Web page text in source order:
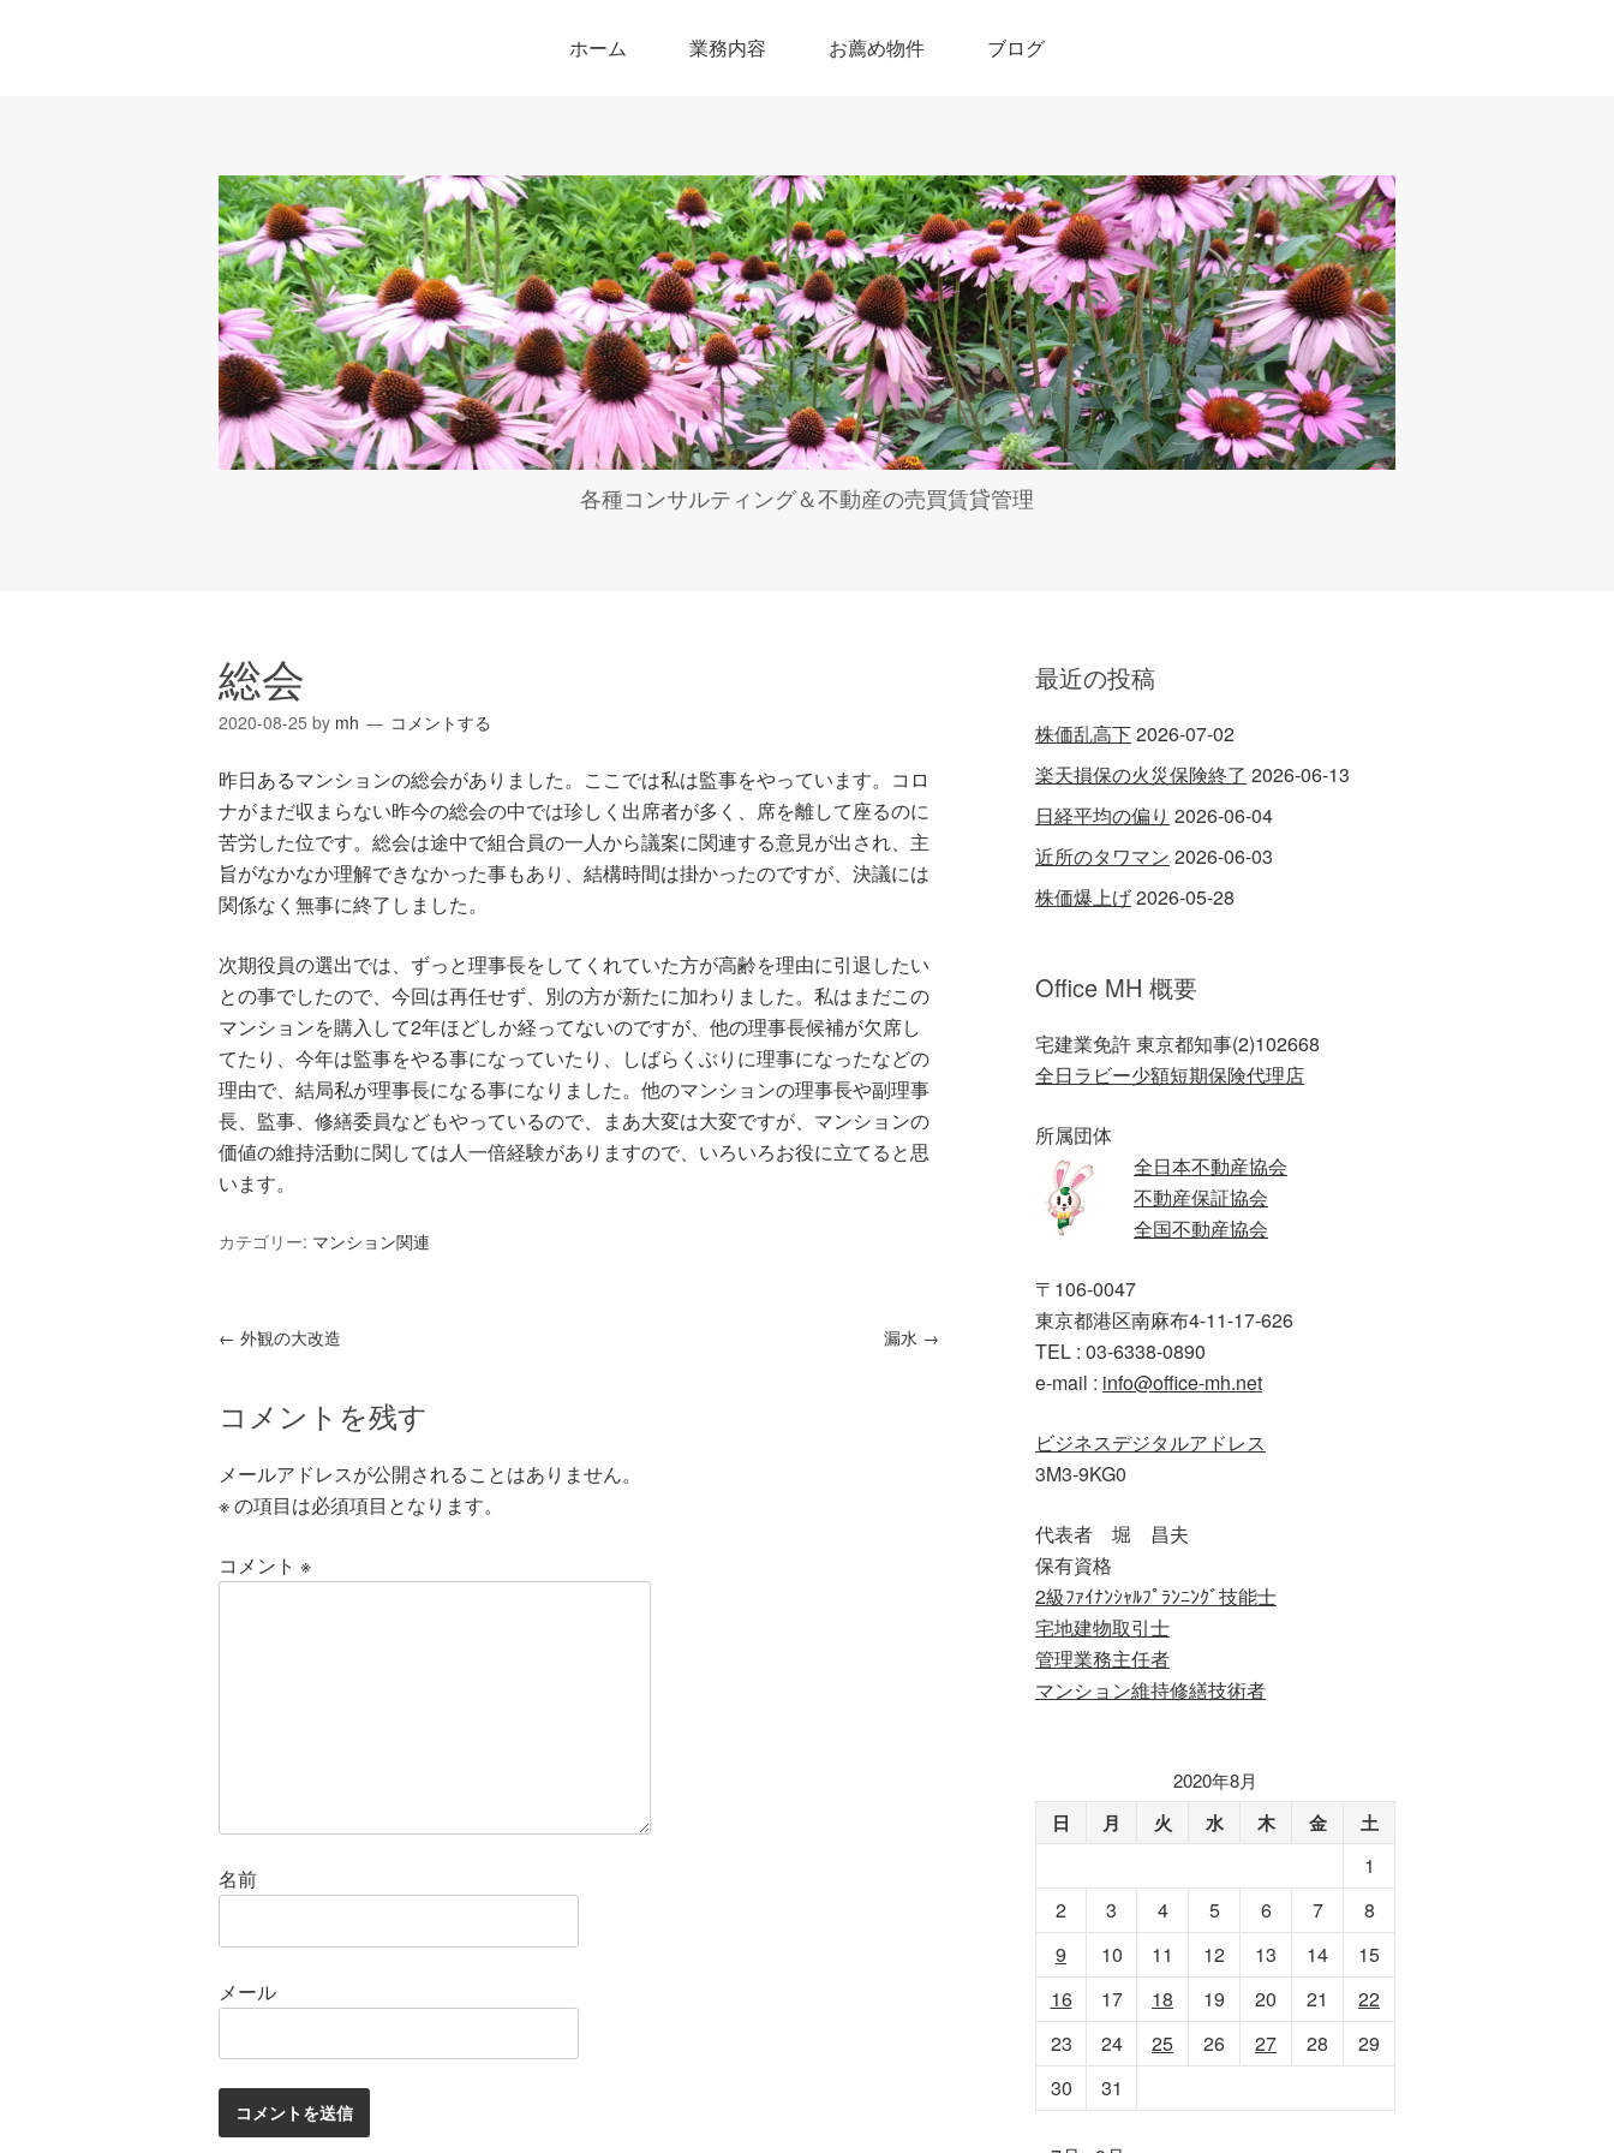
ホーム 業務内容 お薦め物件 ブログ
各種コンサルティング＆不動産の売買賃貸管理
総会
2020-08-25 by mh コメントする
昨日あるマンションの総会がありました。ここでは私は監事をやっています。コロ
ナがまだ収まらない昨今の総会の中では珍しく出席者が多く、席を離して座るのに
苦労した位です。総会は途中で組合員の一人から議案に関連する意見が出され、主
旨がなかなか理解できなかった事もあり、結構時間は掛かったのですが、決議には
関係なく無事に終了しました。
次期役員の選出では、ずっと理事長をしてくれていた方が高齢を理由に引退したい
との事でしたので、今回は再任せず、別の方が新たに加わりました。私はまだこの
マンションを購入して2年ほどしか経ってないのですが、他の理事長候補が欠席し
てたり、今年は監事をやる事になっていたり、しばらくぶりに理事になったなどの
理由で、結局私が理事長になる事になりました。他のマンションの理事長や副理事
長、監事、修繕委員などもやっているので、まあ大変は大変ですが、マンションの
価値の維持活動に関しては人一倍経験がありますので、いろいろお役に立てると思
います。
カテゴリー: マンション関連
← 外観の大改造 漏水 →
コメントを残す
メールアドレスが公開されることはありません。
※の項目は必須項目となります。
コメント ※
名前
メール
最近の投稿
株価乱高下2026-07-02
楽天損保の火災保険終了 2026-06-13
日経平均の偏り 2026-06-04
近所のタワマン 2026-06-03
株価爆上げ2026-05-28
Office MH 概要
宅建業免許 東京都知事(2)102668
全日ラビー少額短期保険代理店
所属団体
全日本不動産協会
不動産保証協会
全国不動産協会
〒106-0047
東京都港区南麻布4-11-17-626
TEL : 03-6338-0890
e-mail : info@office-mh.net
ビジネスデジタルアドレス
3M3-9KG0
代表者 堀 昌夫
保有資格
2級ﾌｧｲﾅﾝｼｬﾙﾌﾟﾗﾝﾆﾝｸﾞ技能士
宅地建物取引士
管理業務主任者
マンション維持修繕技術者
2020年8月
日 月 火 水 木 金 土
1
2
3 4 5 6 7
8
9
10 11 12 13 14
15
16
17 18 19 20 21
22
23
24 25 26 27 28
29
30
31